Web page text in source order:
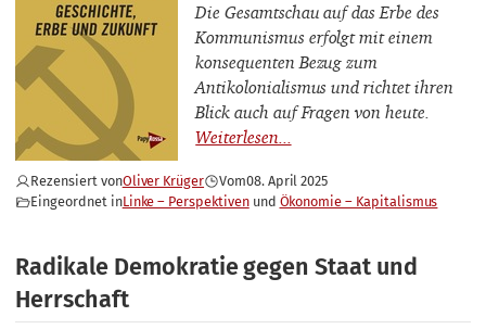
Die Gesamtschau auf das Erbe des
Kommunismus erfolgt mit einem
konsequenten Bezug zum
Antikolonialismus und richtet ihren
Blick auch auf Fragen von heute.
Rezensiert vonOliver Krüger Vom08. April 2025
Eingeordnet inLinke – Perspektiven Ökonomie – Kapitalismus
Radikale Demokratie gegen Staat und
Herrschaft